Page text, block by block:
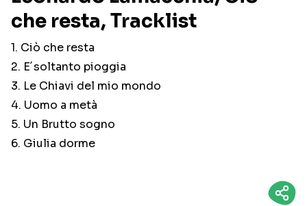
che resta, Tracklist
1. Ciò che resta
2. E´soltanto pioggia
3. Le Chiavi del mio mondo
4. Uomo a metà
5. Un Brutto sogno
6. Giulia dorme